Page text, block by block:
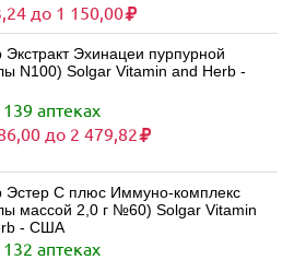
до 1 150,00
Экстракт Эхинацеи пурпурной
N100) Solgar Vitamin and Herb -
139 аптеках
до 2 479,82
Эстер С плюс Иммуно-комплекс
массой 2,0 г №60) Solgar Vitamin
- США
132 аптеках